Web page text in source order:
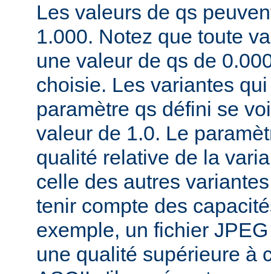
Les valeurs de qs
1.000. Notez que toute
une valeur de qs de
choisie. Les variantes
paramètre qs défini se
valeur de 1.0. Le
qualité relative de la
celle des autres
tenir compte des
exemple, un fichier
une qualité supérieure à